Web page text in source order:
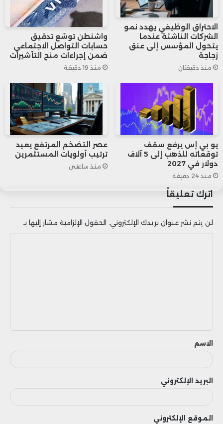
الأولمبية في باريس، نفخر بالدور المستمر
الذي تلعبه صناعة الطيران في دعم هذه
الفعالية من خلال نقل العديد من الرياضيين
والمشجعين والمسؤولين لنذكر بقدرة
الطيران على تحويل عالمنا إلى مجتمع
عالمي.
الاحتراق الوظيفي يهدد نمو
الشركات الناشئة عندما
يتحول المؤسس إلى عنق
زجاجة
منذ دقيقتان
واشنطن توسّع تدقيق
حسابات التواصل الاجتماعي
ضمن إجراءات منح التأشيرات
منذ 19 دقيقة
يو بي إس يرفع سقف
توقعاته للذهب إلى 5 آلاف
دولار في 2027
منذ 24 دقيقة
عصر التضخم المرتفع يعيد
ترتيب أولويات المستثمرين
منذ ساعتين
اترك تعليقاً
لن يتم نشر عنوان بريدك الإلكتروني. الحقول الإلزامية مشار إليها بـ
ق
الاسم
البريد الإلكتروني
الموقع الإلكتروني